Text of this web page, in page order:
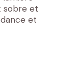
sobre et
et